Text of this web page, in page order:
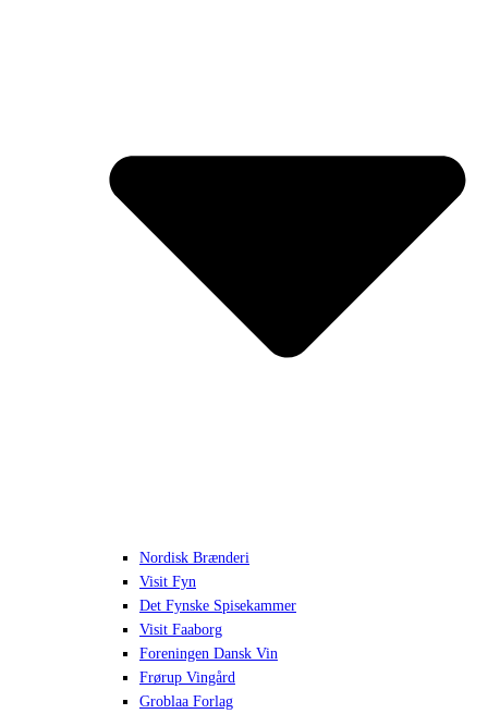
Nordisk Brænderi
Visit Fyn
Det Fynske Spisekammer
Visit Faaborg
Foreningen Dansk Vin
Frørup Vingård
Groblaa Forlag